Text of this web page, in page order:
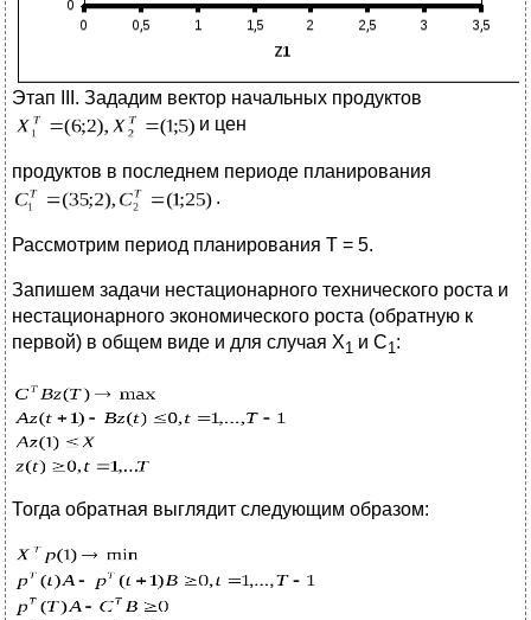
Этап III. Зададим вектор начальных продуктов
и цен
продуктов в последнем периоде планирования
.
Рассмотрим период планирования T = 5.
Запишем задачи нестационарного технического роста и
нестационарного экономического роста (обратную к
первой) в общем виде и для случая Х1 и С1:
Тогда обратная выглядит следующим образом: